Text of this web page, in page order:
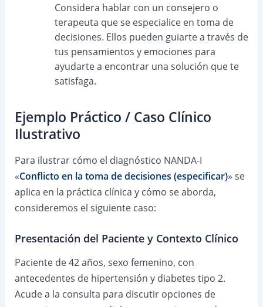
Considera hablar con un consejero o
terapeuta que se especialice en toma de
decisiones. Ellos pueden guiarte a través de
tus pensamientos y emociones para
ayudarte a encontrar una solución que te
satisfaga.
Ejemplo Práctico / Caso Clínico
Ilustrativo
Para ilustrar cómo el diagnóstico NANDA-I
«Conflicto en la toma de decisiones (especificar)» se
aplica en la práctica clínica y cómo se aborda,
consideremos el siguiente caso:
Presentación del Paciente y Contexto Clínico
Paciente de 42 años, sexo femenino, con
antecedentes de hipertensión y diabetes tipo 2.
Acude a la consulta para discutir opciones de